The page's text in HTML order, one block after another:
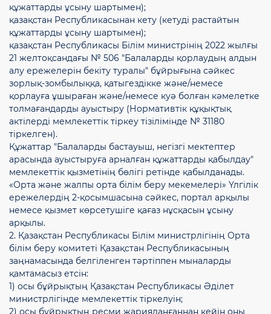
құжаттарды ұсыну шартымен);
қазақстан Республикасынан кету (кетуді растайтын
құжаттарды ұсыну шартымен);
қазақстан Республикасы Білім министрінің 2022 жылғы
21 желтоқсандағы № 506 "Балаларды қорлаудың алдын
алу ережелерін бекіту туралы" бұйрығына сәйкес
зорлық-зомбылыққа, қатыгездікке және/немесе
қорлауға ұшыраған және/немесе куә болған кәмелетке
толмағандарды ауыстыру (Нормативтік құқықтық
актілерді мемлекеттік тіркеу тізілімінде № 31180
тіркелген).
Құжаттар "Балаларды бастауыш, негізгі мектептер
арасында ауыстыруға арналған құжаттарды қабылдау"
мемлекеттік қызметінің бөлігі ретінде қабылданады.
«Орта және жалпы орта білім беру мекемелері» Үлгілік
ережелердің 2-қосымшасына сәйкес, портал арқылы
немесе қызмет көрсетушіге қағаз нұсқасын ұсыну
арқылы.
2. Қазақстан Республикасы Білім министрлігінің Орта
білім беру комитеті Қазақстан Республикасының
заңнамасында белгіленген тәртіппен мыналарды
қамтамасыз етсін:
1) осы бұйрықтың Қазақстан Республикасы Әділет
министрлігінде мемлекеттік тіркелуін;
2) осы бұйрықтың ресми жарияланғаннан кейін оны